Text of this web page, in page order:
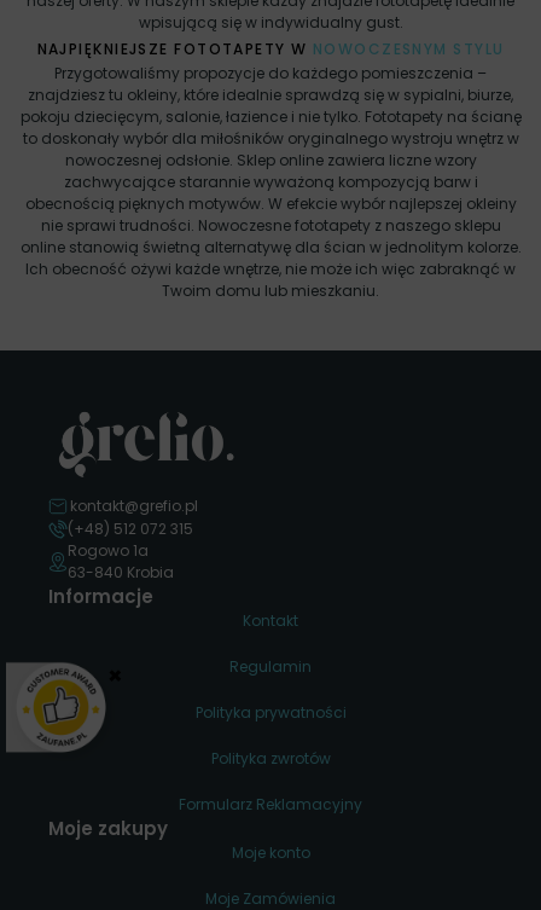
wpisującą się w indywidualny gust.
NAJPIĘKNIEJSZE FOTOTAPETY W NOWOCZESNYM STYLU
Przygotowaliśmy propozycje do każdego pomieszczenia –
znajdziesz tu okleiny, które idealnie sprawdzą się w sypialni, biurze,
pokoju dziecięcym, salonie, łazience i nie tylko. Fototapety na ścianę
to doskonały wybór dla miłośników oryginalnego wystroju wnętrz w
nowoczesnej odsłonie. Sklep online zawiera liczne wzory
zachwycające starannie wyważoną kompozycją barw i
obecnością pięknych motywów. W efekcie wybór najlepszej okleiny
nie sprawi trudności. Nowoczesne fototapety z naszego sklepu
online stanowią świetną alternatywę dla ścian w jednolitym kolorze.
Ich obecność ożywi każde wnętrze, nie może ich więc zabraknąć w
Twoim domu lub mieszkaniu.
kontakt@grefio.pl
(+48) 512 072 315
Rogowo 1a
63-840 Krobia
Informacje
Kontakt
Regulamin
Polityka prywatności
Polityka zwrotów
Formularz Reklamacyjny
Moje zakupy
Moje konto
Moje Zamówienia